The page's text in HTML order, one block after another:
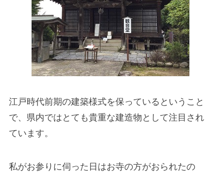
江戸時代前期の建築様式を保っているということ
で、県内ではとても貴重な建造物として注目され
ています。
私がお参りに伺った日はお寺の方がおられたの